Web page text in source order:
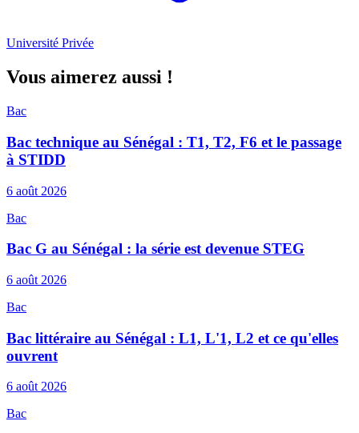
Université Privée
Vous aimerez aussi !
Bac
Bac technique au Sénégal : T1, T2, F6 et le passage
à STIDD
6 août 2026
Bac
Bac G au Sénégal : la série est devenue STEG
6 août 2026
Bac
Bac littéraire au Sénégal : L1, L'1, L2 et ce qu'elles
ouvrent
6 août 2026
Bac